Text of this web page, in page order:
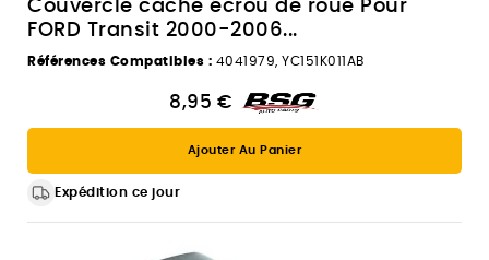
Couvercle cache écrou de roue Pour
FORD Transit 2000-2006...
Références Compatibles : 4041979, YC151K011AB
8,95 €
Ajouter Au Panier
Expédition ce jour